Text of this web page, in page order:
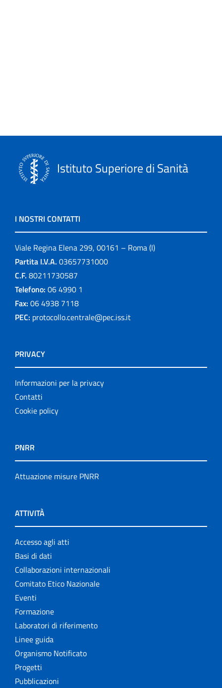
Opuscoli
Other publications
Pubblicazioni
Pubblicazioni cessate
Publication for schools
Rapporti ISS COVID-19
Rapporti ISS COVID-19 in English
Rapporti ISS Sorveglianza
Rapporti ISTISAN
Servizi offerti
Strumenti di riferimento
The NECOBELAC project
Istituto Superiore di Sanità
I NOSTRI CONTATTI
Viale Regina Elena 299, 00161 – Roma (I)
Partita I.V.A. 03657731000
C.F. 80211730587
Telefono: 06 4990 1
Fax: 06 4938 7118
PEC: protocollo.centrale@pec.iss.it
PRIVACY
Informazioni per la privacy
Contatti
Cookie policy
PNRR
Attuazione misure PNRR
ATTIVITÀ
Accesso agli atti
Basi di dati
Collaborazioni internazionali
Comitato Etico Nazionale
Eventi
Formazione
Laboratori di riferimento
Linee guida
Organismo Notificato
Progetti
Pubblicazioni